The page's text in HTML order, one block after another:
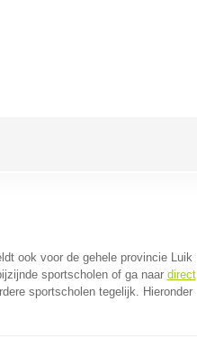
ook voor de gehele provincie Luik
sportscholen of ga naar direct
sportscholen tegelijk. Hieronder